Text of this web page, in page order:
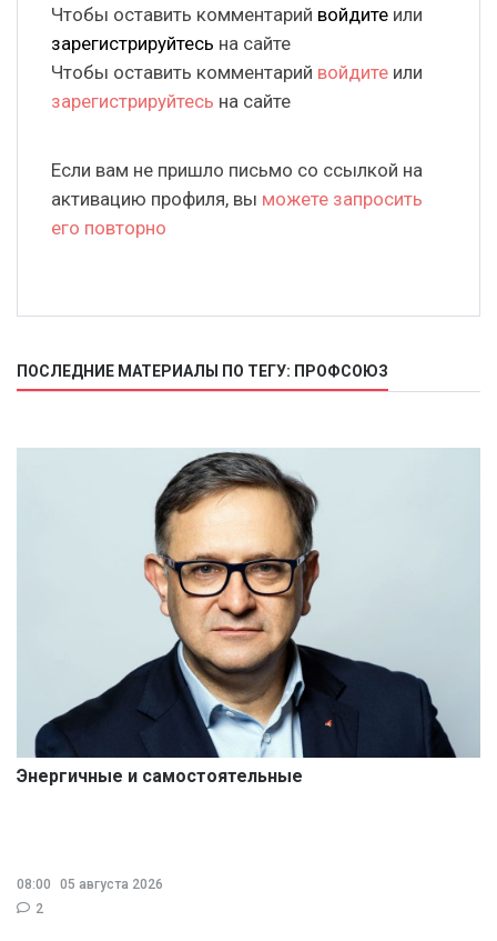
Чтобы оставить комментарий войдите или
зарегистрируйтесь на сайте
Чтобы оставить комментарий войдите или
зарегистрируйтесь на сайте
Если вам не пришло письмо со ссылкой на
активацию профиля, вы можете запросить
его повторно
ПОСЛЕДНИЕ МАТЕРИАЛЫ ПО ТЕГУ: ПРОФСОЮЗ
Энергичные и самостоятельные
08:00
05 августа 2026
2